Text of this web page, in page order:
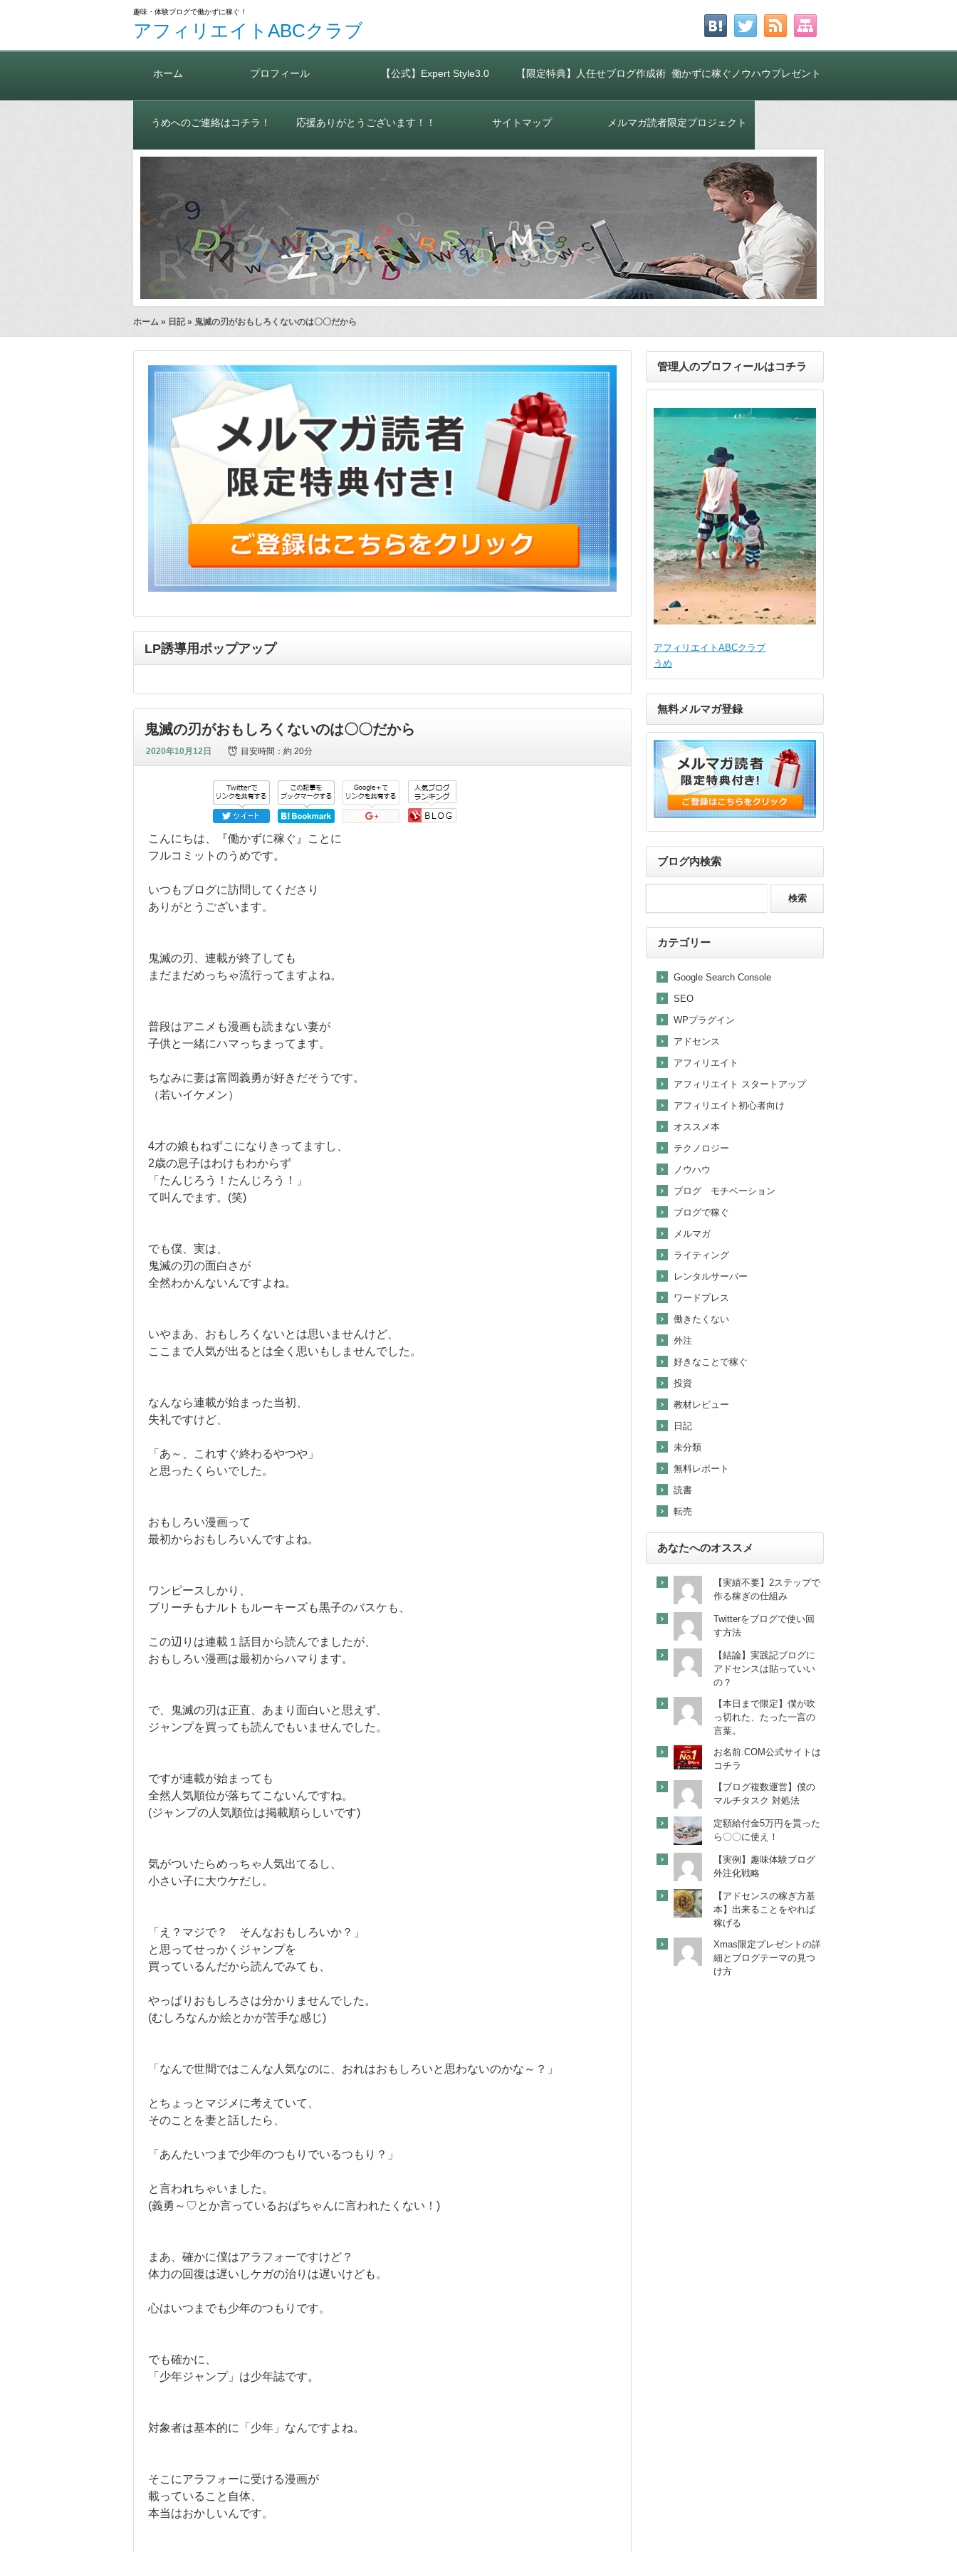
趣味・体験ブログで働かずに稼ぐ！
アフィリエイトABCクラブ
ホーム プロフィール 【公式】Expert Style3.0 【限定特典】人任せブログ作成術 働かずに稼ぐノウハウプレゼント
中！
うめへのご連絡はコチラ！ 応援ありがとうございます！！ サイトマップ メルマガ読者限定プロジェクト
ホーム » 日記» 鬼滅の刃がおもしろくないのは〇〇だから
LP誘導用ポップアップ
鬼滅の刃がおもしろくないのは〇〇だから
2020年10月12日 目安時間：約 20分
こんにちは、『働かずに稼ぐ』ことに
フルコミットのうめです。
いつもブログに訪問してくださり
ありがとうございます。
鬼滅の刃、連載が終了しても
まだまだめっちゃ流行ってますよね。
普段はアニメも漫画も読まない妻が
子供と一緒にハマっちまってます。
ちなみに妻は富岡義勇が好きだそうです。
（若いイケメン）
4才の娘もねずこになりきってますし、
2歳の息子はわけもわからず
「たんじろう！たんじろう！」
て叫んでます。(笑)
でも僕、実は、
鬼滅の刃の面白さが
全然わかんないんですよね。
いやまあ、おもしろくないとは思いませんけど、
ここまで人気が出るとは全く思いもしませんでした。
なんなら連載が始まった当初、
失礼ですけど、
「あ～、これすぐ終わるやつや」
と思ったくらいでした。
おもしろい漫画って
最初からおもしろいんですよね。
ワンピースしかり、
ブリーチもナルトもルーキーズも黒子のバスケも、
この辺りは連載１話目から読んでましたが、
おもしろい漫画は最初からハマります。
で、鬼滅の刃は正直、あまり面白いと思えず、
ジャンプを買っても読んでもいませんでした。
ですが連載が始まっても
全然人気順位が落ちてこないんですね。
(ジャンプの人気順位は掲載順らしいです)
気がついたらめっちゃ人気出てるし、
小さい子に大ウケだし。
「え？マジで？ そんなおもしろいか？」
と思ってせっかくジャンプを
買っているんだから読んでみても、
やっぱりおもしろさは分かりませんでした。
(むしろなんか絵とかが苦手な感じ)
「なんで世間ではこんな人気なのに、おれはおもしろいと思わないのかな～？」
とちょっとマジメに考えていて、
そのことを妻と話したら、
「あんたいつまで少年のつもりでいるつもり？」
と言われちゃいました。
(義勇～♡とか言っているおばちゃんに言われたくない！)
まあ、確かに僕はアラフォーですけど？
体力の回復は遅いしケガの治りは遅いけども。
心はいつまでも少年のつもりです。
でも確かに、
「少年ジャンプ」は少年誌です。
対象者は基本的に「少年」なんですよね。
そこにアラフォーに受ける漫画が
載っていること自体、
本当はおかしいんです。
管理人のプロフィールはコチラ
アフィリエイトABCクラブ
うめ
無料メルマガ登録
ブログ内検索
カテゴリー
Google Search Console
SEO
WPプラグイン
アドセンス
アフィリエイト
アフィリエイト スタートアップ
アフィリエイト初心者向け
オススメ本
テクノロジー
ノウハウ
ブログ モチベーション
ブログで稼ぐ
メルマガ
ライティング
レンタルサーバー
ワードプレス
働きたくない
外注
好きなことで稼ぐ
投資
教材レビュー
日記
未分類
無料レポート
読書
転売
あなたへのオススメ
【実績不要】2ステップで
作る稼ぎの仕組み
Twitterをブログで使い回
す方法
【結論】実践記ブログに
アドセンスは貼っていい
の？
【本日まで限定】僕が吹
っ切れた、たった一言の
言葉。
お名前.COM公式サイトは
コチラ
【ブログ複数運営】僕の
マルチタスク 対処法
定額給付金5万円を貰った
ら〇〇に使え！
【実例】趣味体験ブログ
外注化戦略
【アドセンスの稼ぎ方基
本】出来ることをやれば
稼げる
Xmas限定プレゼントの詳
細とブログテーマの見つ
け方